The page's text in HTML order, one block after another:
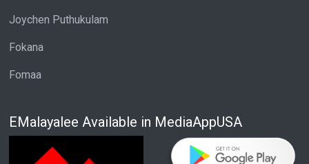
Joychen Puthukulam
Fokana
Fomaa
EMalayalee Available in MediaAppUSA